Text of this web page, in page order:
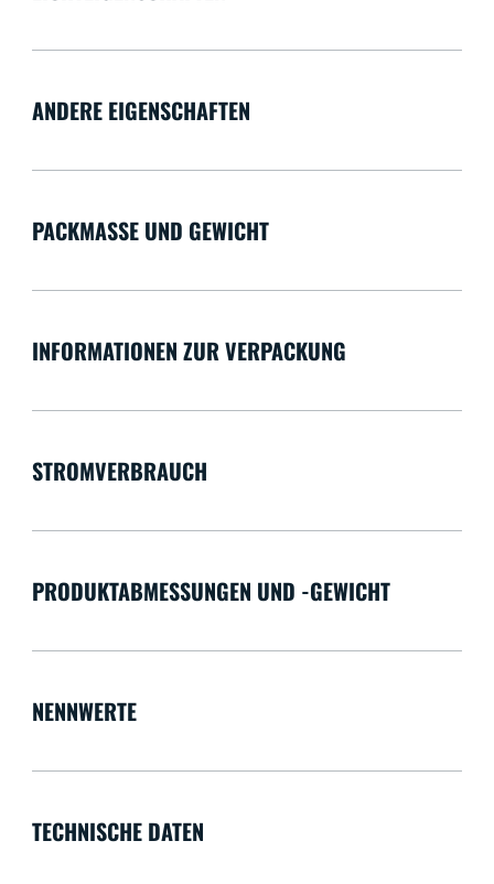
ANDERE EIGENSCHAFTEN
PACKMASSE UND GEWICHT
INFORMATIONEN ZUR VERPACKUNG
STROMVERBRAUCH
PRODUKTABMESSUNGEN UND -GEWICHT
NENNWERTE
TECHNISCHE DATEN